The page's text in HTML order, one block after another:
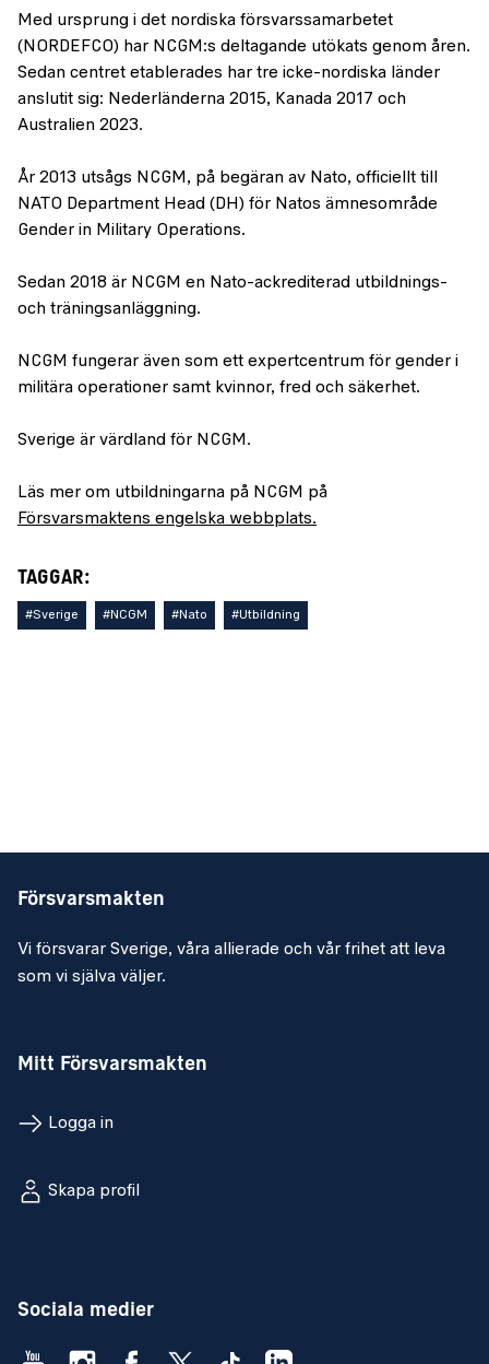
Med ursprung i det nordiska försvarssamarbetet
(NORDEFCO) har NCGM:s deltagande utökats genom åren.
Sedan centret etablerades har tre icke-nordiska länder
anslutit sig: Nederländerna 2015, Kanada 2017 och
Australien 2023.
År 2013 utsågs NCGM, på begäran av Nato, officiellt till
NATO Department Head (DH) för Natos ämnesområde
Gender in Military Operations.
Sedan 2018 är NCGM en Nato-ackrediterad utbildnings-
och träningsanläggning.
NCGM fungerar även som ett expertcentrum för gender i
militära operationer samt kvinnor, fred och säkerhet.
Sverige är värdland för NCGM.
Läs mer om utbildningarna på NCGM på
Försvarsmaktens engelska webbplats.
TAGGAR:
#Sverige #NCGM #Nato #Utbildning
Försvarsmakten
Vi försvarar Sverige, våra allierade och vår frihet att leva
som vi själva väljer.
Mitt Försvarsmakten
Logga in
Skapa profil
Sociala medier